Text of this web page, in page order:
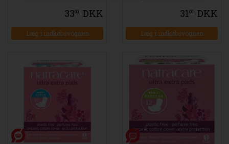
3300 DKK
Læg i indkøbsvognen
31 00 DKK
Læg i indkøbsvognen